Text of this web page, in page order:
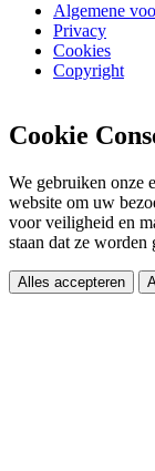
Algemene
Privacy
Cookies
Copyright
Cookie
We gebruiken onze
website om uw
voor veiligheid en
staan dat ze worden
Alles accepteren